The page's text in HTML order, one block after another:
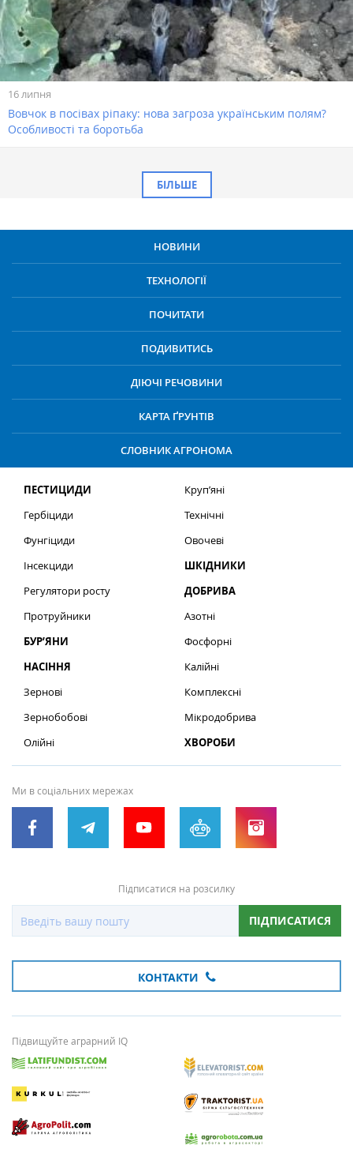
16 липня
Вовчок в посівах ріпаку: нова загроза українським полям?
Особливості та боротьба
БІЛЬШЕ
НОВИНИ
ТЕХНОЛОГІЇ
ПОЧИТАТИ
ПОДИВИТИСЬ
ДІЮЧІ РЕЧОВИНИ
КАРТА ҐРУНТІВ
СЛОВНИК АГРОНОМА
ПЕСТИЦИДИ
Гербіциди
Фунгіциди
Інсекциди
Регулятори росту
Протруйники
БУР’ЯНИ
НАСІННЯ
Зернові
Зернобобові
Олійні
Круп’яні
Технічні
Овочеві
ШКІДНИКИ
ДОБРИВА
Азотні
Фосфорні
Калійні
Комплексні
Мікродобрива
ХВОРОБИ
Ми в соціальних мережах
Підписатися на розсилку
ПІДПИСАТИСЯ
КОНТАКТИ
Підвищуйте аграрний IQ